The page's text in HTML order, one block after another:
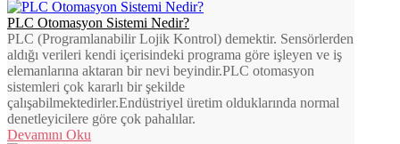
PLC Otomasyon Sistemi Nedir?
PLC (Programlanabilir Lojik Kontrol) demektir. Sensörlerden
aldığı verileri kendi içerisindeki programa göre işleyen ve iş
elemanlarına aktaran bir nevi beyindir.PLC otomasyon
sistemleri çok kararlı bir şekilde
çalışabilmektedirler.Endüstriyel üretim olduklarında normal
denetleyicilere göre çok pahalılar.
Devamını Oku